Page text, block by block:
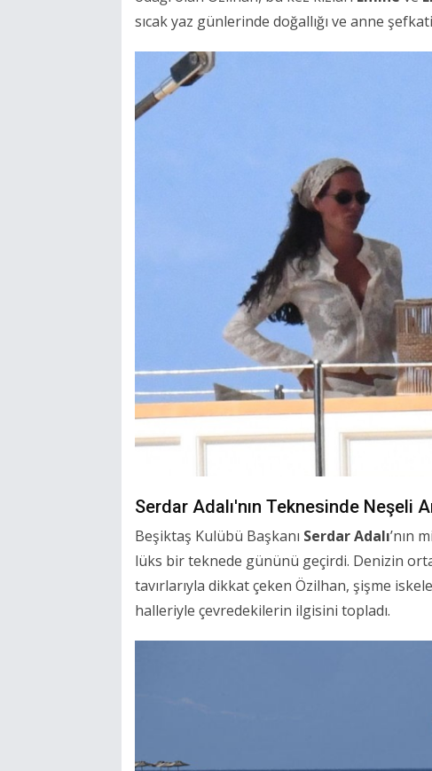
sıcak yaz günlerinde doğallığı ve anne
Serdar Adalı'nın Teknesinde Neşeli
Beşiktaş Kulübü Başkanı Serdar Adalı’nın
lüks bir teknede gününü geçirdi. Denizin
tavırlarıyla dikkat çeken Özilhan, şişme
halleriyle çevredekilerin ilgisini topladı.